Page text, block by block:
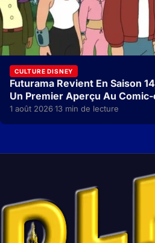
CULTURE DISNEY
Futurama Revient En Saison
Un Premier Aperçu Au
1 août 2026·13 min de lecture